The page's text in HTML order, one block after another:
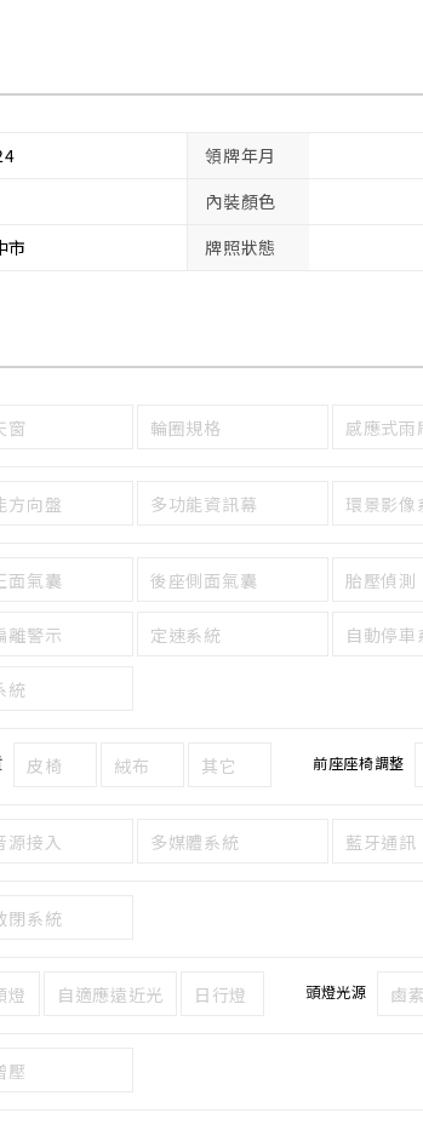
領牌年月
內裝顏色
市 牌照狀態
窗 輪圈規格 感應式雨
方向盤 多功能資訊幕 環景影像
面氣囊 後座側面氣囊 胎壓偵測
離警示 定速系統 自動停車
統
皮椅 絨布 其它 前座座椅調整
源接入 多媒體系統 藍牙通訊
閉系統
燈 自適應遠近光 日行燈 頭燈光源 鹵
壓